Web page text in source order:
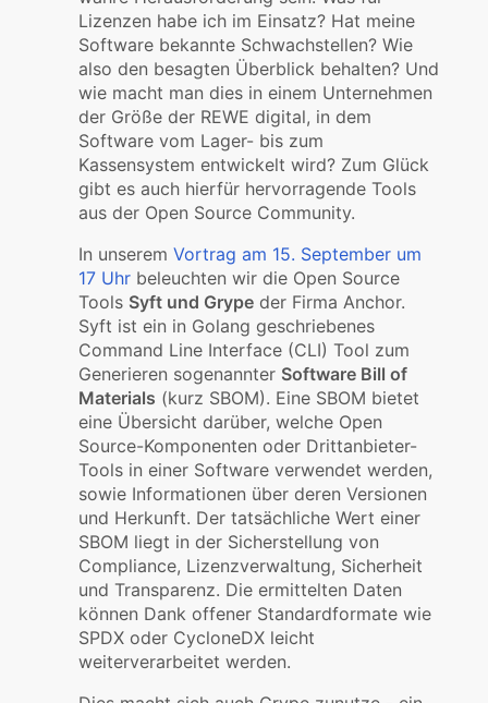
Lizenzen habe ich im Einsatz? Hat meine
Software bekannte Schwachstellen? Wie
also den besagten Überblick behalten? Und
wie macht man dies in einem Unternehmen
der Größe der REWE digital, in dem
Software vom Lager- bis zum
Kassensystem entwickelt wird? Zum Glück
gibt es auch hierfür hervorragende Tools
aus der Open Source Community.
In unserem Vortrag am 15. September um
17 Uhr beleuchten wir die Open Source
Tools Syft und Grype der Firma Anchor.
Syft ist ein in Golang geschriebenes
Command Line Interface (CLI) Tool zum
Generieren sogenannter Software Bill of
Materials (kurz SBOM). Eine SBOM bietet
eine Übersicht darüber, welche Open
Source-Komponenten oder Drittanbieter-
Tools in einer Software verwendet werden,
sowie Informationen über deren Versionen
und Herkunft. Der tatsächliche Wert einer
SBOM liegt in der Sicherstellung von
Compliance, Lizenzverwaltung, Sicherheit
und Transparenz. Die ermittelten Daten
können Dank offener Standardformate wie
SPDX oder CycloneDX leicht
weiterverarbeitet werden.